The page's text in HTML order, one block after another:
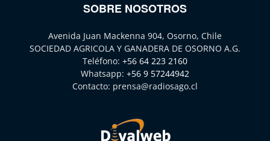
SOBRE NOSOTROS
Avenida Juan Mackenna 904, Osorno, Chile
SOCIEDAD AGRICOLA Y GANADERA DE OSORNO A.G.
Teléfono: +56 64 223 2160
Whatsapp: +56 9 57244942
Contacto: prensa@radiosago.cl